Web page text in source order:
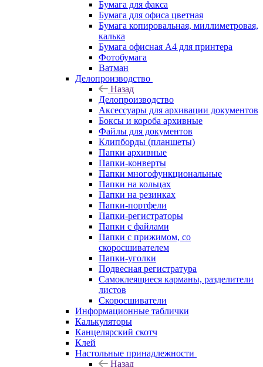
Бумага для факса
Бумага для офиса цветная
Бумага копировальная, миллиметровая,
калька
Бумага офисная А4 для принтера
Фотобумага
Ватман
Делопроизводство
Назад
Делопроизводство
Аксессуары для архивации документов
Боксы и короба архивные
Файлы для документов
Клипборды (планшеты)
Папки архивные
Папки-конверты
Папки многофункциональные
Папки на кольцах
Папки на резинках
Папки-портфели
Папки-регистраторы
Папки с файлами
Папки с прижимом, со
скоросшивателем
Папки-уголки
Подвесная регистратура
Самоклеящиеся карманы, разделители
листов
Скоросшиватели
Информационные таблички
Калькуляторы
Канцелярский скотч
Клей
Настольные принадлежности
Назад